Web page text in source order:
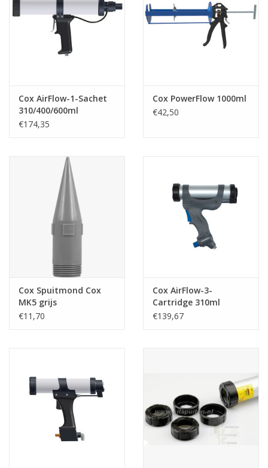
Cox AirFlow-1-Sachet
310/400/600ml
€174,35
Cox PowerFlow 1000ml
€42,50
Cox Spuitmond Cox
MK5 grijs
€11,70
Cox AirFlow-3-
Cartridge 310ml
€139,67